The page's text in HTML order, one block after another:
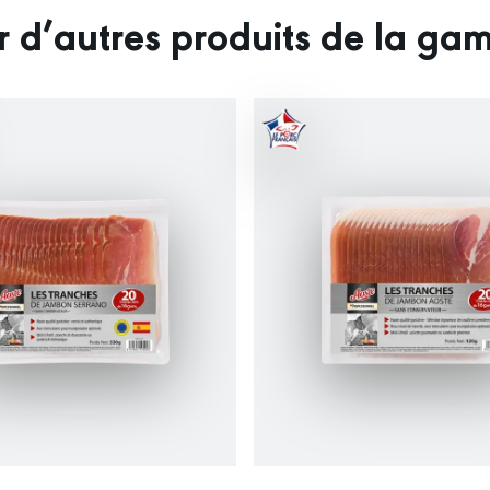
d’autres produits de la